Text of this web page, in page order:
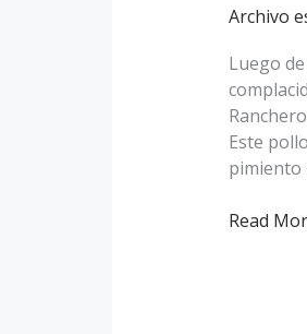
Archivo
Luego
Este
pimiento
recetas
faciles
de
preparar!
Read